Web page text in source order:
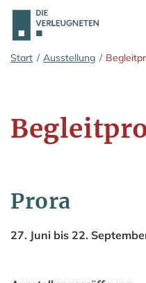
Zum Hauptinhalt springen
Start / Ausstellung /
Prora
27. Juni bis 22.